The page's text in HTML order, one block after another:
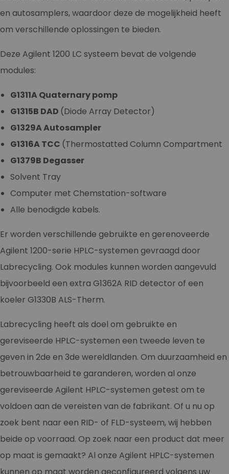
en autosamplers, waardoor deze de mogelijkheid heeft
om verschillende oplossingen te bieden.
Deze Agilent 1200 LC systeem bevat de volgende
modules:
G1311A Quaternary pomp
G1315B DAD (Diode Array Detector)
G1329A Autosampler
G1316A TCC (Thermostatted Column Compartment
G1379B Degasser
Solvent Tray
Computer met Chemstation-software
Alle benodigde kabels.
Er worden verschillende gebruikte en gerenoveerde
Agilent 1200-serie HPLC-systemen gevraagd door
Labrecycling. Ook modules kunnen worden aangevuld
bijvoorbeeld een extra G1362A RID detector of een
koeler G1330B ALS-Therm.
Labrecycling heeft als doel om gebruikte en
gereviseerde HPLC-systemen een tweede leven te
geven in 2de en 3de wereldlanden. Om duurzaamheid en
betrouwbaarheid te garanderen, worden al onze
gereviseerde Agilent HPLC-systemen getest om te
voldoen aan de vereisten van de fabrikant. Of u nu op
zoek bent naar een RID- of FLD-systeem, wij hebben
beide op voorraad. Op zoek naar een product dat meer
op maat is gemaakt? Al onze Agilent HPLC-systemen